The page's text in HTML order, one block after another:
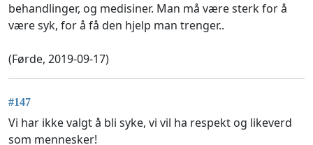
behandlinger, og medisiner. Man må være sterk for å
være syk, for å få den hjelp man trenger..
(Førde, 2019-09-17)
#147
Vi har ikke valgt å bli syke, vi vil ha respekt og likeverd
som mennesker!